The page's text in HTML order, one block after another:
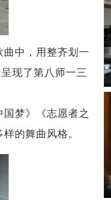
中，用整齐划一
现了第八师一三
梦》《志愿者之
的舞曲风格。